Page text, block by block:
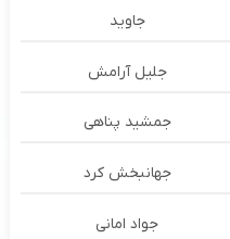
جاوید
جلیل آرامش
جمشید پناهی
جهانبخش کرد
جواد امانی